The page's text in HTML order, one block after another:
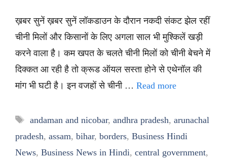
ख़बर सुनें ख़बर सुनें लॉकडाउन के दौरान नकदी संकट झेल रहीं
चीनी मिलों और किसानों के लिए अगला साल भी मुश्किलें खड़ी
करने वाला है। कम खपत के चलते चीनी मिलों को चीनी बेचने में
दिक्कत आ रही है तो क्रूड ऑयल सस्ता होने से एथेनॉल की
मांग भी घटी है। इन वजहों से चीनी … Read more
Tags
andaman and nicobar, andhra pradesh, arunachal
pradesh, assam, bihar, borders, Business Hindi
News, Business News in Hindi, central government,